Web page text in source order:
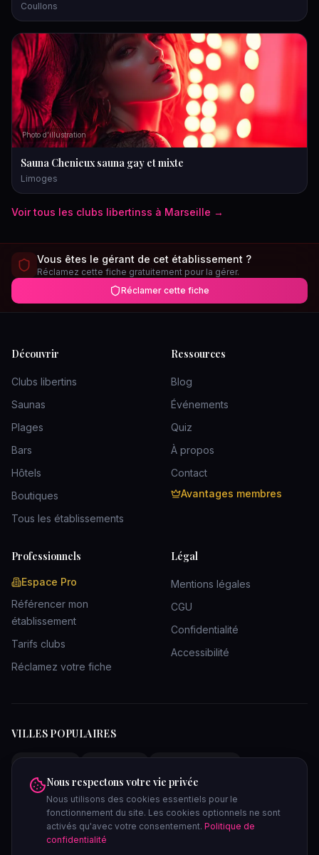
Coullons
Photo d'illustration
Sauna Chenieux sauna gay et mixte
Limoges
Voir tous les clubs libertinss à Marseille →
Vous êtes le gérant de cet établissement ?
Réclamez cette fiche gratuitement pour la gérer.
Réclamer cette fiche
Découvrir
Clubs libertins
Saunas
Plages
Bars
Hôtels
Boutiques
Tous les établissements
Ressources
Blog
Événements
Quiz
À propos
Contact
Avantages membres
Professionnels
Espace Pro
Référencer mon
établissement
Tarifs clubs
Réclamez votre fiche
Légal
Mentions légales
CGU
Confidentialité
Accessibilité
VILLES POPULAIRES
Clubs Marseille
Clubs Toulouse
Clubs Nantes
Clubs Strasbourg
Clubs Nice
Clubs Bruxelles
Saunas Paris Saunas Lyon
Nous respectons votre vie privée
Nous utilisons des cookies essentiels pour le
fonctionnement du site. Les cookies optionnels ne sont
activés qu'avec votre consentement. Politique de
confidentialité